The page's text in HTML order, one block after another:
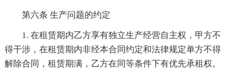
第六条 生产问题的约定
1. 在租赁期内乙方享有独立生产经营自主权，甲方不
得干涉，在租赁期内非经本合同约定和法律规定单方不得
解除合同，租赁期满，乙方在同等条件下有优先承租权。